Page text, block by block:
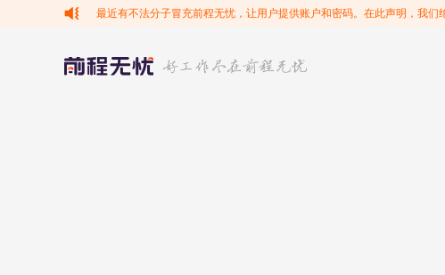
最近有不法分子冒充前程无忧，让用户提供账户和密码。在此声明，我